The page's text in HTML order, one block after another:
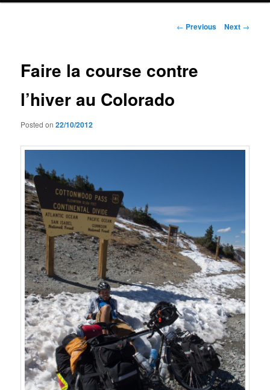
Post
← Previous Next →
Faire la course contre
l’hiver au Colorado
Posted on22/10/2012